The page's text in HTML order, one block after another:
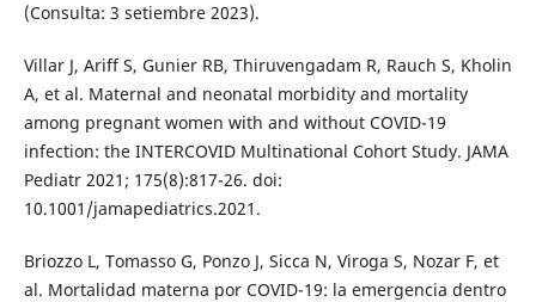
(Consulta: 3 setiembre 2023).
Villar J, Ariff S, Gunier RB, Thiruvengadam R, Rauch S, Kholin
A, et al. Maternal and neonatal morbidity and mortality
among pregnant women with and without COVID-19
infection: the INTERCOVID Multinational Cohort Study. JAMA
Pediatr 2021; 175(8):817-26. doi:
10.1001/jamapediatrics.2021.
Briozzo L, Tomasso G, Ponzo J, Sicca N, Viroga S, Nozar F, et
al. Mortalidad materna por COVID-19: la emergencia dentro